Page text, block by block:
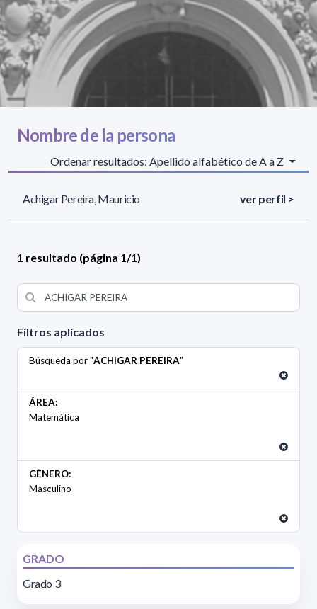
Filtros aplicados
Búsqueda por "ACHIGAR PEREIRA"
ÁREA:
Matemática
GÉNERO:
Masculino
GRADO
Grado 3
Nombre de la persona
Ordenar resultados: Apellido alfabético de A a Z
Achigar Pereira, Mauricio ver perfil >
1 resultado (página 1/1)